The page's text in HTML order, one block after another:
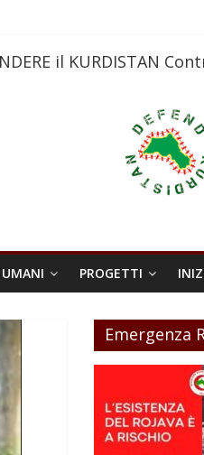
il KURDISTAN
PROGETTI
Emergenza